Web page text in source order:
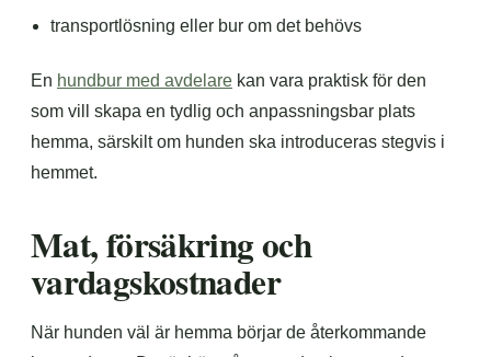
transportlösning eller bur om det behövs
En hundbur med avdelare kan vara praktisk för den
som vill skapa en tydlig och anpassningsbar plats
hemma, särskilt om hunden ska introduceras stegvis i
hemmet.
Mat, försäkring och
vardagskostnader
När hunden väl är hemma börjar de återkommande